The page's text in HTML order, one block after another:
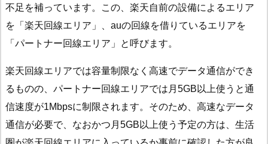
不足を補っています。この、楽天自前の設備によるエリア
を「楽天回線エリア」、auの回線を借りているエリアを
「パートナー回線エリア」と呼びます。
楽天回線エリアでは容量制限なく高速でデータ通信ができ
るものの、パートナー回線エリアでは月5GB以上使うと通
信速度が1Mbpsに制限されます。そのため、高速なデータ
通信が必要で、なおかつ月5GB以上使う予定の方は、生活